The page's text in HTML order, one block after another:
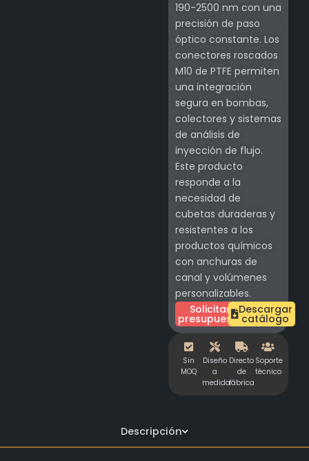
190-2500 nm con una
precisión de paso
óptico constante. Los
conectores roscados
M10 de PTFE permiten
una integración
segura en bombas,
colectores y sistemas
de análisis de
inyección de flujo.
Este producto
responde a la
necesidad de
cubetas duraderas y
resistentes a los
productos químicos
con anchuras de
canal y volúmenes
personalizables.
Solicitar
presupuesto
Descargar
catálogo
Sin
MOQ
Diseño
a
medida
Directo
de
fábrica
Soporte
técnico
Descripción